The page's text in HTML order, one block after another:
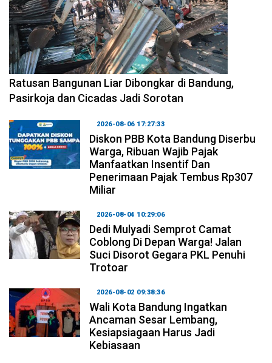
2026-08-06 17:34:08
Ratusan Bangunan Liar Dibongkar di Bandung,
Pasirkoja dan Cicadas Jadi Sorotan
2026-08-06 17:27:33
Diskon PBB Kota Bandung Diserbu
Warga, Ribuan Wajib Pajak
Manfaatkan Insentif Dan
Penerimaan Pajak Tembus Rp307
Miliar
2026-08-04 10:29:06
Dedi Mulyadi Semprot Camat
Coblong Di Depan Warga! Jalan
Suci Disorot Gegara PKL Penuhi
Trotoar
2026-08-02 09:38:36
Wali Kota Bandung Ingatkan
Ancaman Sesar Lembang,
Kesiapsiagaan Harus Jadi
Kebiasaan